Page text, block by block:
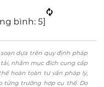
bình: 5]
dựa trên quy định pháp
nhằm mục đích cung cấp
hoàn toàn tư vấn pháp lý,
từng trường hợp cụ thể. Do